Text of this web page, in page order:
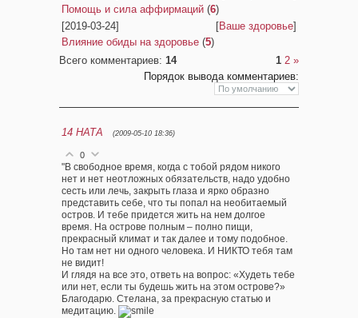
Помощь и сила аффирмаций (6)
[2019-03-24]
[Ваше здоровье]
Влияние обиды на здоровье (5)
Всего комментариев: 14 1 2 »
Порядок вывода комментариев:
14 НАТА (2009-05-10 18:36)
0
"В свободное время, когда с тобой рядом никого
нет и нет неотложных обязательств, надо удобно
сесть или лечь, закрыть глаза и ярко образно
представить себе, что ты попал на необитаемый
остров. И тебе придется жить на нем долгое
время. На острове полным – полно пищи,
прекрасный климат и так далее и тому подобное.
Но там нет ни одного человека. И НИКТО тебя там
не видит!
И глядя на все это, ответь на вопрос: «Худеть тебе
или нет, если ты будешь жить на этом острове?»
Благодарю. Стелана, за прекрасную статью и
медитацию.